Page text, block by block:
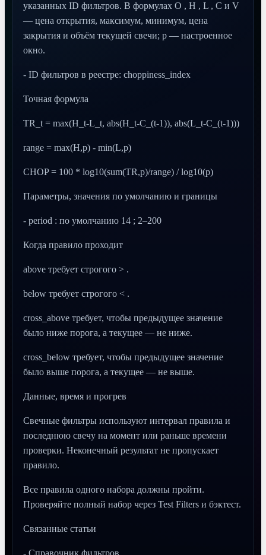
указанных ID фильтров. В формулах O , H , L , C и V
— цена открытия, максимум, минимум, цена
закрытия и объём текущей свечи; p — настроенное
окно.
- ID фильтров в реестре: choppiness_index
Точная формула
TR_t = max(H_t-L_t, abs(H_t-C_(t-1)), abs(L_t-C_(t-1)))
range = max(H,p) - min(L,p)
CHOP = 100 * log10(sum(TR,p)/range) / log10(p)
Параметры, значения по умолчанию и границы
- period : по умолчанию 14 ; 2–200
Когда правило проходит
above требует строгого > .
below требует строгого < .
cross_above требует, чтобы предыдущее значение
было ниже порога, а текущее — не ниже.
cross_below требует, чтобы предыдущее значение
было выше порога, а текущее — не выше.
Данные, время и прогрев
Свечные фильтры используют интервал правила и
последнюю свечу на момент или раньше времени
проверки. Неконечный результат не пропускает
правило.
Все правила одного набора должны пройти.
Проверяйте полный набор через Test Filters и бэктест.
Связанные статьи
- Справочник фильтров